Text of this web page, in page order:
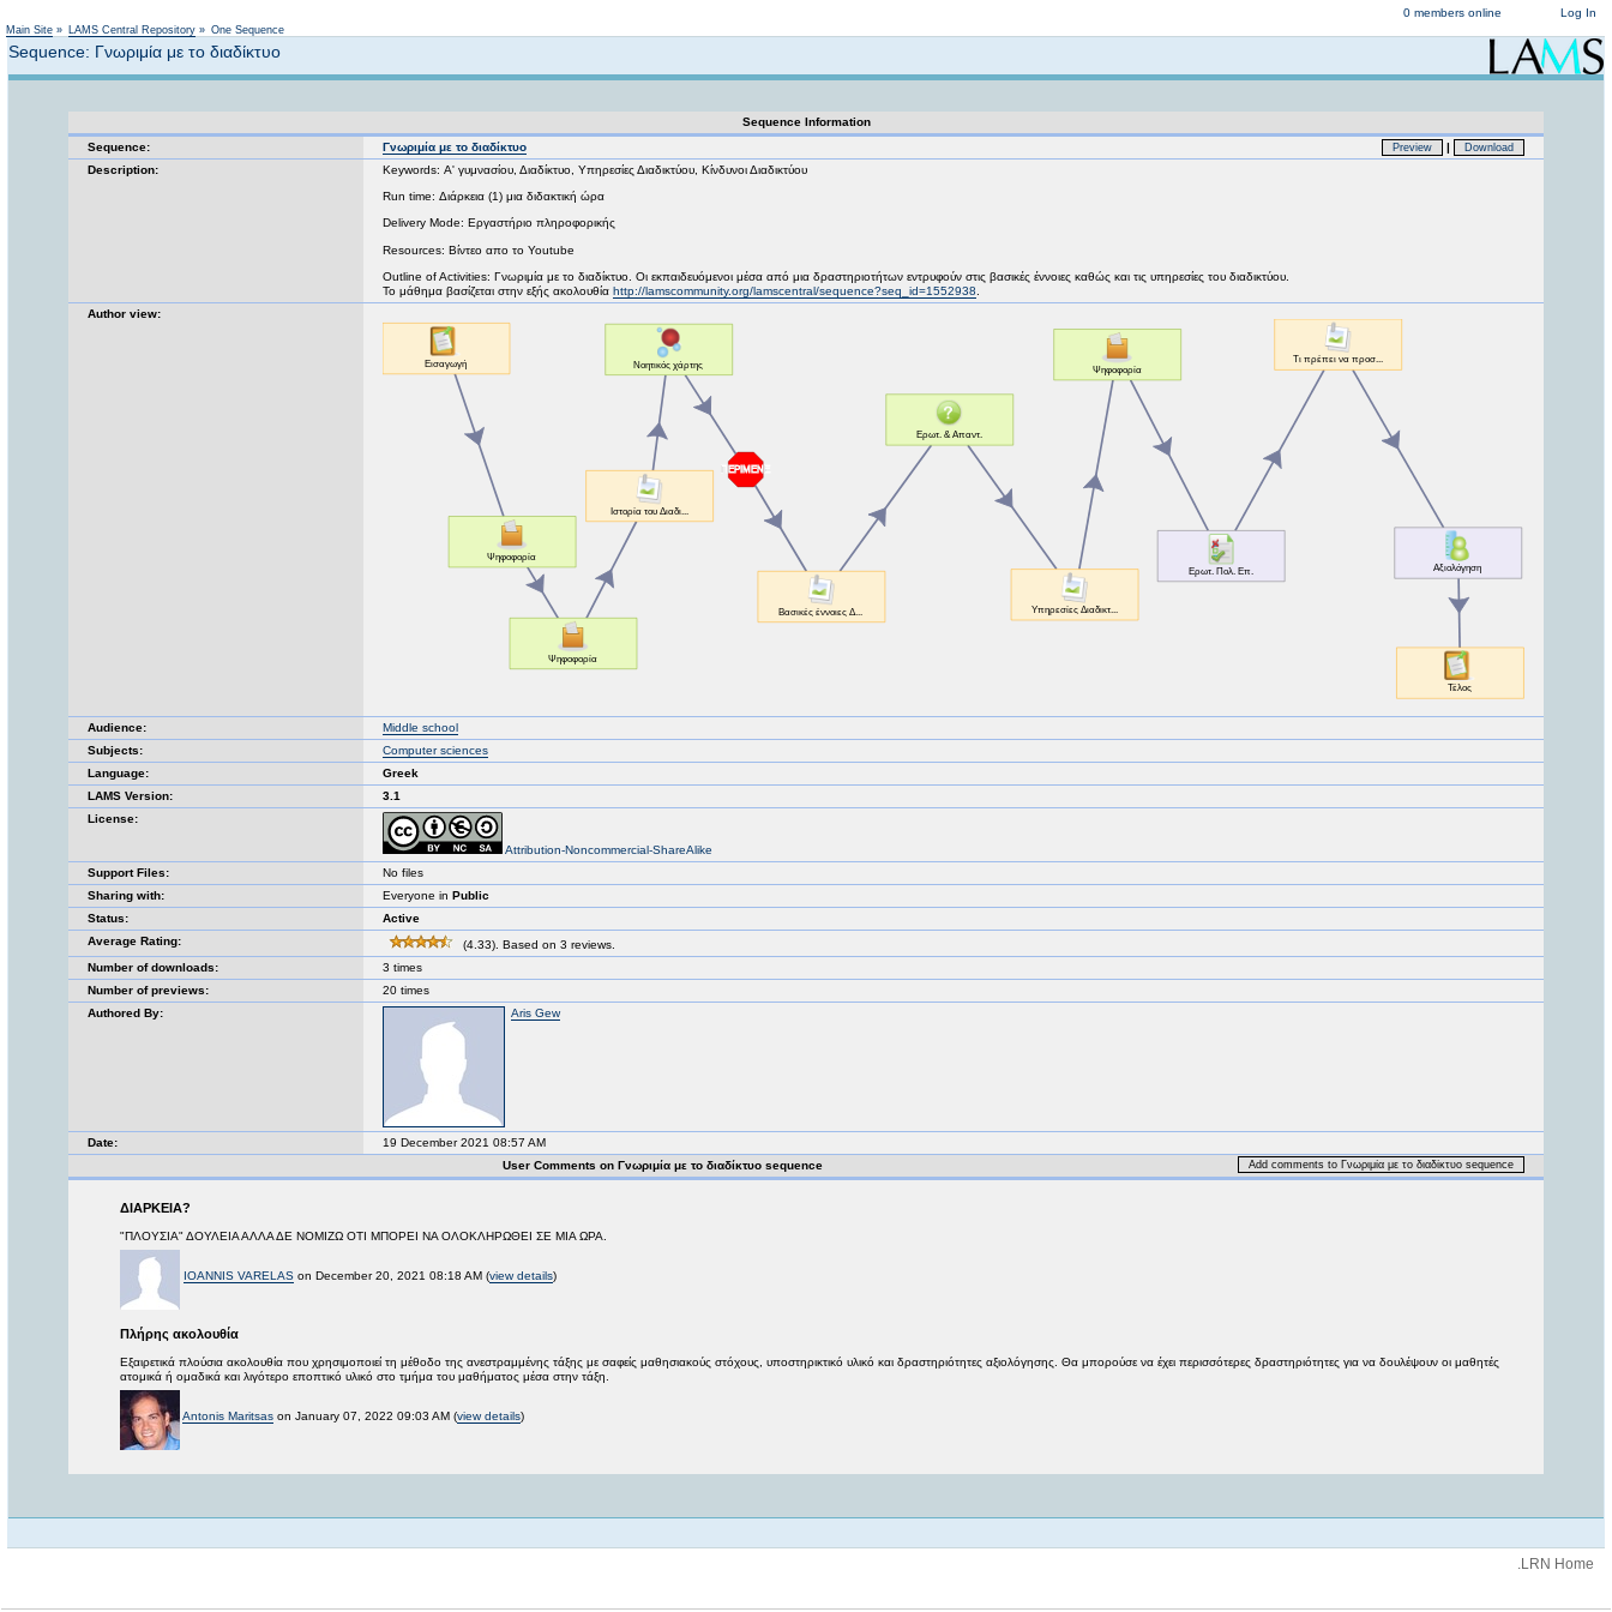
Log In
0 members online
Main Site » LAMS Central Repository » One Sequence
Sequence: Γνωριμία με το διαδίκτυο
Sequence Information
Sequence:
Γνωριμία με το διαδίκτυο Preview | Download
Description: Keywords: Α' γυμνασίου, Διαδίκτυο, Υπηρεσίες Διαδικτύου, Κίνδυνοι Διαδικτύου
Run time: Διάρκεια (1) μια διδακτική ώρα
Delivery Mode: Εργαστήριο πληροφορικής
Resources: Βίντεο απο το Youtube
Outline of Activities: Γνωριμία με το διαδίκτυο. Οι εκπαιδευόμενοι μέσα από μια δραστηριοτήτων εντρυφούν στις βασικές έννοιες καθώς και τις υπηρεσίες του διαδικτύου.
Το μάθημα βασίζεται στην εξής ακολουθία http://lamscommunity.org/lamscentral/sequence?seq_id=1552938
Author view:
Audience:
Middle school
Subjects:
Computer sciences
Language:
Greek
LAMS Version:
3.1
License:
Attribution-Noncommercial-ShareAlike
Support Files:
No files
Sharing with:
Everyone in Public
Status:
Active
Average Rating:
(4.33). Based on 3 reviews.
Number of downloads:
3 times
Number of previews:
20 times
Authored By:
Aris Gew
Date:
19 December 2021 08:57 AM
User Comments on Γνωριμία με το διαδίκτυο sequence
Add comments to Γνωριμία με το διαδίκτυο sequence
ΔΙΑΡΚΕΙΑ?
"ΠΛΟΥΣΙΑ" ΔΟΥΛΕΙΑ ΑΛΛΑ ΔΕ ΝΟΜΙΖΩ ΟΤΙ ΜΠΟΡΕΙ ΝΑ ΟΛΟΚΛΗΡΩΘΕΙ ΣΕ ΜΙΑ ΩΡΑ.
IOANNIS VARELAS on December 20, 2021 08:18 AM (view details)
Πλήρης ακολουθία
Εξαιρετικά πλούσια ακολουθία που χρησιμοποιεί τη μέθοδο της ανεστραμμένης τάξης με σαφείς μαθησιακούς στόχους, υποστηρικτικό υλικό και δραστηριότητες αξιολόγησης. Θα μπορούσε να έχει περισσότερες δραστηριότητες για να δουλέψουν οι μαθητές
ατομικά ή ομαδικά και λιγότερο εποπτικό υλικό στο τμήμα του μαθήματος μέσα στην τάξη.
Antonis Maritsas on January 07, 2022 09:03 AM (view details)
.LRN Home